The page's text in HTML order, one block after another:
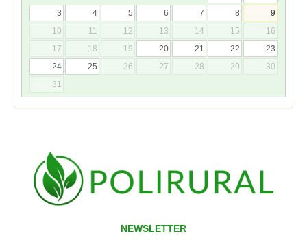
3
4 5 6 7 8
9
10
11 12 13 14 15
16
17
18 19 20 21 22
23
24
25 26 27 28 29
30
31
NEWSLETTER